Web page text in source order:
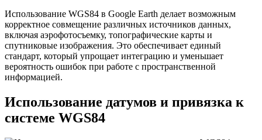
Использование WGS84 в Google Earth делает возможным
корректное совмещение различных источников данных,
включая аэрофотосъемку, топографические карты и
спутниковые изображения. Это обеспечивает единый
стандарт, который упрощает интеграцию и уменьшает
вероятность ошибок при работе с пространственной
информацией.
Использование датумов и привязка к
системе WGS84